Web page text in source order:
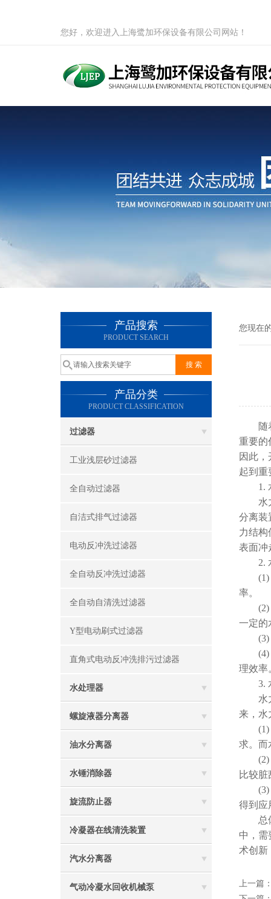
您好，欢迎进入上海鹭加环保设备有限公司网站！
产品搜索
PRODUCT SEARCH
产品分类
PRODUCT CLASSIFICATION
过滤器
工业浅层砂过滤器
全自动过滤器
自洁式排气过滤器
电动反冲洗过滤器
全自动反冲洗过滤器
全自动自清洗过滤器
Y型电动刷式过滤器
直角式电动反冲洗排污过滤器
水处理器
螺旋液器分离器
油水分离器
水锤消除器
旋流防止器
冷凝器在线清洗装置
汽水分离器
气动冷凝水回收机械泵
您现在
随着
重要的
因此，
起到重
1. 水
水力
分离装
力结构
表面冲
2. 水
(1) 自
率。
(2) 节
一定的
(3)
(4) 高
理效率
3. 水
水力
来，水
(1) 工
求。而
(2) 污
比较
(3)
得到应
总体
中，需
术创新
上一篇